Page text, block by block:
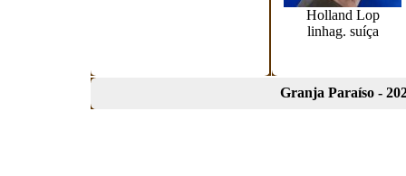
Holland Lop
linhag. suíça
Granja Paraíso -